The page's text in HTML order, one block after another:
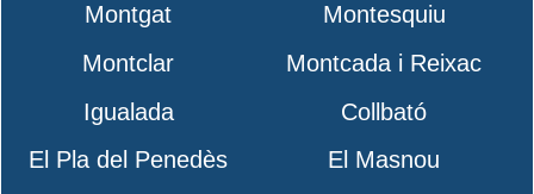
Montgat
Montesquiu
Montclar
Montcada i Reixac
Igualada
Collbató
El Pla del Penedès
El Masnou